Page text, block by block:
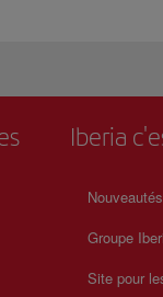
Iberia
Groupe
Site pour